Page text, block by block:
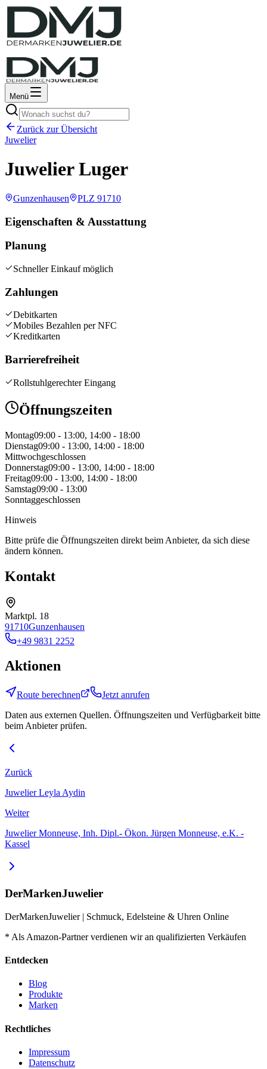
Menü
Zurück zur Übersicht
Juwelier
Juwelier Luger
Gunzenhausen PLZ 91710
Eigenschaften & Ausstattung
Planung
Schneller Einkauf möglich
Zahlungen
Debitkarten
Mobiles Bezahlen per NFC
Kreditkarten
Barrierefreiheit
Rollstuhlgerechter Eingang
Öffnungszeiten
Montag09:00 - 13:00, 14:00 - 18:00
Dienstag09:00 - 13:00, 14:00 - 18:00
Mittwochgeschlossen
Donnerstag09:00 - 13:00, 14:00 - 18:00
Freitag09:00 - 13:00, 14:00 - 18:00
Samstag09:00 - 13:00
Sonntaggeschlossen
Hinweis
Bitte prüfe die Öffnungszeiten direkt beim Anbieter, da sich diese
ändern können.
Kontakt
Marktpl. 18
91710Gunzenhausen
+49 9831 2252
Aktionen
Route berechnen
Jetzt anrufen
Daten aus externen Quellen. Öffnungszeiten und Verfügbarkeit bitte
beim Anbieter prüfen.
Zurück
Juwelier Leyla Aydin
Weiter
Juwelier Monneuse, Inh. Dipl.- Ökon. Jürgen Monneuse, e.K. -
Kassel
DerMarkenJuwelier
DerMarkenJuwelier | Schmuck, Edelsteine & Uhren Online
* Als Amazon-Partner verdienen wir an qualifizierten Verkäufen
Entdecken
Blog
Produkte
Marken
Rechtliches
Impressum
Datenschutz